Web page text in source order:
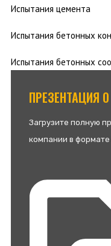
Испытания цемента
Испытания бетонных
Испытания бетонных
ПРЕЗЕНТАЦИЯ
Загрузите полную
компании в формате